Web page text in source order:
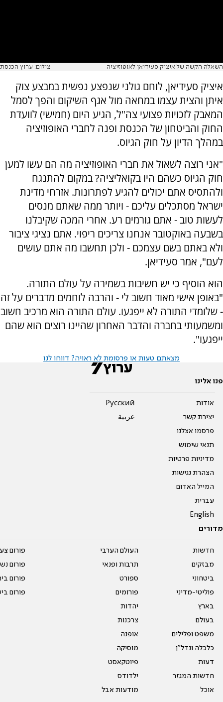
השאלה הקשה של איציק סעידיאן לאופוזיציה צילום: ערוץ הכנסת
איציק סעידיאן, לוחם גולני שנפצע נפשית במבצע צוק
איתן והצית עצמו במחאה מול אגף השיקום והפך לסמל
המאבק לזכויות פצועי צה"ל, הגיע היום (חמישי) לוועדת
החוק והביטחון של הכנסת ופנה לחברי האופוזיציה
במהלך הדיון על חוק הגיוס.
"אני רוצה לשאול את חברי האופוזיציה מה הם עשו למען
חוק הגיוס כשהם היו בקואליציה? במקום להתנגח
ולהתסיס אתם יכולים להגיע לפתרונות. אזרחי מדינת
ישראל מסתכלים עליכם - ויותר ממה שאתם מנסים
לעשות טוב - אתם גורמים רע. אחרי המכה שקיבלנו
בשבעה באוקטובר אנחנו צריכים ריפוי. אתם נציגי ציבור
ולא באתם בשם עצמכם - ולכן תחשבו מה אתם עושים
לעם", אמר סעידיאן.
הוא הוסיף כי יש חשיבות בשמירה על עולם התורה.
"באופן אישי מאוד חשוב לי - והרבה לוחמים מדברים על זה
- שלומדי התורה לא ייפגעו. עולם התורה הוא מרכיב חשוב
ומשמעותי בחברה והדבר האחרון שהיינו רוצים הוא שהם
ייפגעו".
מצאתם טעות או פרסומת לא ראויה? דווחו לנו
פנו אלינו
אודות
יצירת קשר
פרסמו אצלנו
תנאי שימוש
מדיניות פרטיות
הצהרת נגישות
המייל האדום
עברית
English
Pусский
عربية
מדורים
חדשות
מבזקים
ביטחוני
פוליטי-מדיני
בארץ
בעולם
משפט ופלילים
כלכלה ונדל"ן
דעות
חדשות המגזר
אוכל
העולם הערבי
תרבות ופנאי
ספורט
פורומים
יהדות
צרכנות
אופנה
מוסיקה
פיוטקאסט
ילדודס
מודעות אבל
פורום
פורום
פורום
פורום